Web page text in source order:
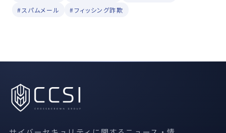
#スパムメール
#フィッシング詐欺